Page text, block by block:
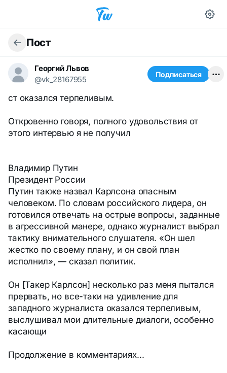
Пост
Георгий Львов
@vk_28167955
Подписаться
ст оказался терпеливым.
Откровенно говоря, полного удовольствия от
этого интервью я не получил
Владимир Путин
Президент России
Путин также назвал Карлсона опасным
человеком. По словам российского лидера, он
готовился отвечать на острые вопросы, заданные
в агрессивной манере, однако журналист выбрал
тактику внимательного слушателя. «Он шел
жестко по своему плану, и он свой план
исполнил», — сказал политик.
Он [Такер Карлсон] несколько раз меня пытался
прервать, но все-таки на удивление для
западного журналиста оказался терпеливым,
выслушивал мои длительные диалоги, особенно
касающи
Продолжение в комментариях...